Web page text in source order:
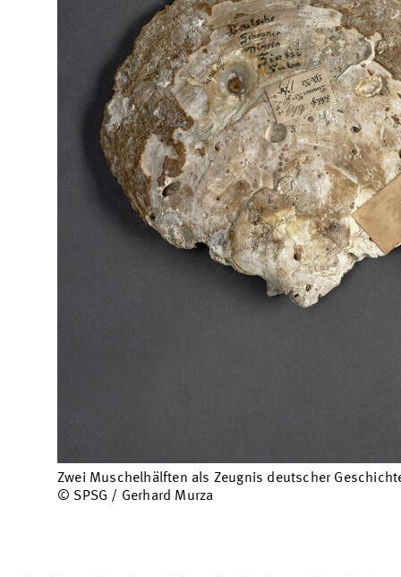
Zwei Muschelhälften als Zeugnis deutscher
© SPSG / Gerhard Murza